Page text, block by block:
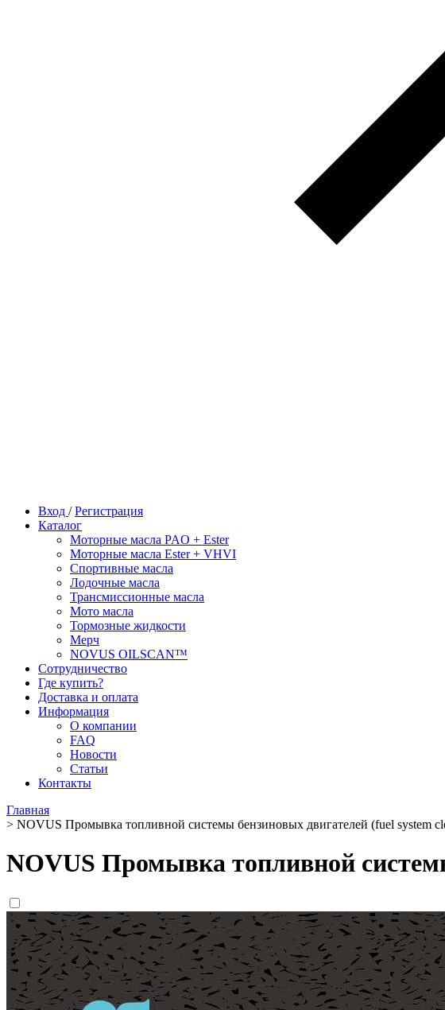
Вход /Регистрация
Каталог
Моторные масла PAO + Ester
Моторные масла Ester + VHVI
Спортивные масла
Лодочные масла
Трансмиссионные масла
Мото масла
Тормозные жидкости
Мерч
NOVUS OILSCAN™
Сотрудничество
Где купить?
Доставка и оплата
Информация
О компании
FAQ
Новости
Статьи
Контакты
Главная
> NOVUS Промывка топливной системы бензиновых двигателей (fuel system
NOVUS Промывка топливной